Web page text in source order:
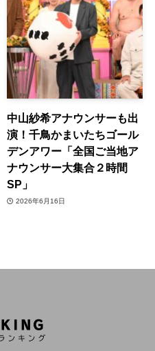
中山紗希アナウンサーも出
演！千鳥かまいたちゴール
デンアワー「全国ご当地ア
ナウンサー大集合２時間
SP」
2026年6月16日